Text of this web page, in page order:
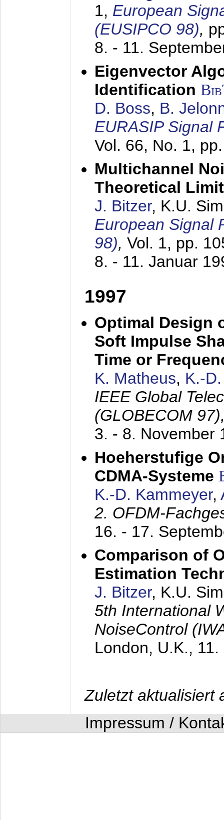
1, European
(EUSIPCO 98),
8. - 11.
Eigenvector
Identification
D. Boss, B.
EURASIP Signal
Vol. 66, No. 1,
Multichannel
Theoretical
J. Bitzer, K.U.
European Signal
98), Vol. 1, pp.
8. - 11. Januar
1997
Optimal Design
Soft Impulse
Time or
K. Matheus, K.-
IEEE Global
(GLOBECOM
3. - 8. November
Hoeherstufige
CDMA-Systeme
K.-D. Kammeyer,
2. OFDM-
16. - 17.
Comparison of
Estimation
J. Bitzer, K.U.
5th International
NoiseControl
London, U.K.,
Zuletzt aktualisiert
Impressum /